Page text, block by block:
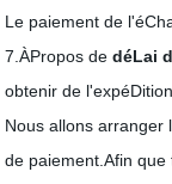
Le paiement de
7.ÀPropos de déLai
obtenir de
Nous allons arranger
de paiement.Afin que